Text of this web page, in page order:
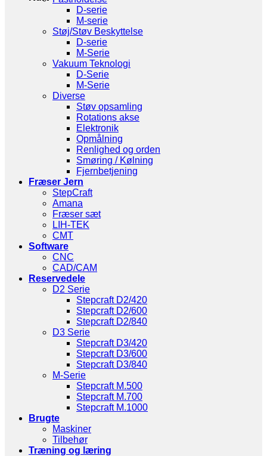
D-serie
M-serie
Støj/Støv Beskyttelse
D-serie
M-Serie
Vakuum Teknologi
D-Serie
M-Serie
Diverse
Støv opsamling
Rotations akse
Elektronik
Opmålning
Renlighed og orden
Smøring / Kølning
Fjernbetjening
Fræser Jern
StepCraft
Amana
Fræser sæt
LIH-TEK
CMT
Software
CNC
CAD/CAM
Reservedele
D2 Serie
Stepcraft D2/420
Stepcraft D2/600
Stepcraft D2/840
D3 Serie
Stepcraft D3/420
Stepcraft D3/600
Stepcraft D3/840
M-Serie
Stepcraft M.500
Stepcraft M.700
Stepcraft M.1000
Brugte
Maskiner
Tilbehør
Træning og læring